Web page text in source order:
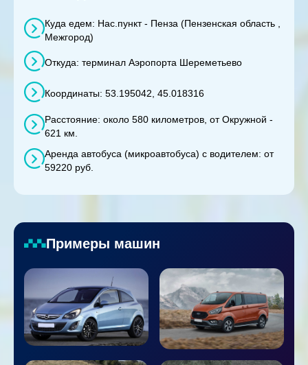
Куда едем: Нас.пункт - Пенза (Пензенская область ,
Межгород)
Откуда: терминал Аэропорта Шереметьево
Координаты: 53.195042, 45.018316
Расстояние: около 580 километров, от Окружной -
621 км.
Аренда автобуса (микроавтобуса) с водителем: от
59220 руб.
Примеры машин